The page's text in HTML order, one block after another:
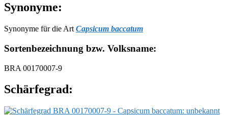
Synonyme:
Synonyme für die Art Capsicum baccatum
Sortenbezeichnung bzw. Volksname:
BRA 00170007-9
Schärfegrad: